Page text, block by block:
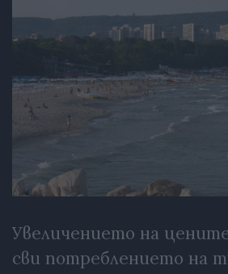
Увеличението на
сви потреблението на